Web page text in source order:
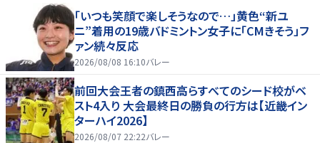
「いつも笑顔で楽しそうなので…」黄色“新ユ
ニ”着用の19歳バドミントン女子に「CMきそう」フ
ァン続々反応
2026/08/08 16:10バレー
前回大会王者の鎮西高らすべてのシード校がベ
スト4入り 大会最終日の勝負の行方は【近畿イン
ターハイ2026】
2026/08/07 22:22バレー